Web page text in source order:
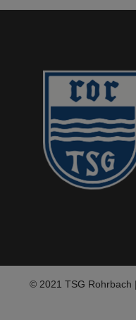
© 2021 TSG Rohrbach |